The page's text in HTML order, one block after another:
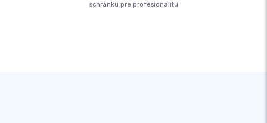
schránku pre profesionalitu